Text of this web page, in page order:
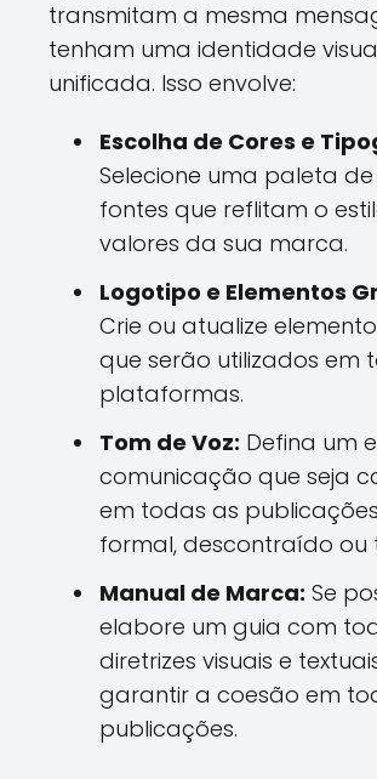
transmitam a mesma
tenham uma identidade
unificada. Isso envolve:
Escolha de Cores e
Selecione uma paleta
fontes que reflitam o
valores da sua marca.
Logotipo e Elementos
Crie ou atualize
que serão utilizados em
plataformas.
Tom de Voz: Defina um
comunicação que seja
em todas as
formal, descontraído ou
Manual de Marca: Se
elabore um guia com
diretrizes visuais e
garantir a coesão em
publicações.